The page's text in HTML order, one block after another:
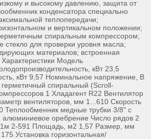
и высокому давлению, защита от
конденсатора специально
теплопередачи;
и вертикальном положении;
спиральным компрессором;
стекло для проверки уровня масла;
материалов; встроенная
Модель
кВт 23,5
кВт 9,57 Номинальное напряжение, В
спиральный (Scroll-
1 Хладагент R22 Вентилятор
вентиляторов, мм 1...610 Скорость
Теплообменник медные трубки 3/8" с
алюминиевое оребрение Число рядов 2
1м 2-591 Площадь, м2 1,57 Размер, мм
Установка горизонтальная/